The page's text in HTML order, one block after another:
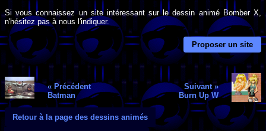
Si vous connaissez un site intéressant sur le dessin animé Bomber X,
n'hésitez pas à nous l'indiquer.
Proposer un site
« Précédent
Batman
Suivant »
Burn Up W
Retour à la page des dessins animés